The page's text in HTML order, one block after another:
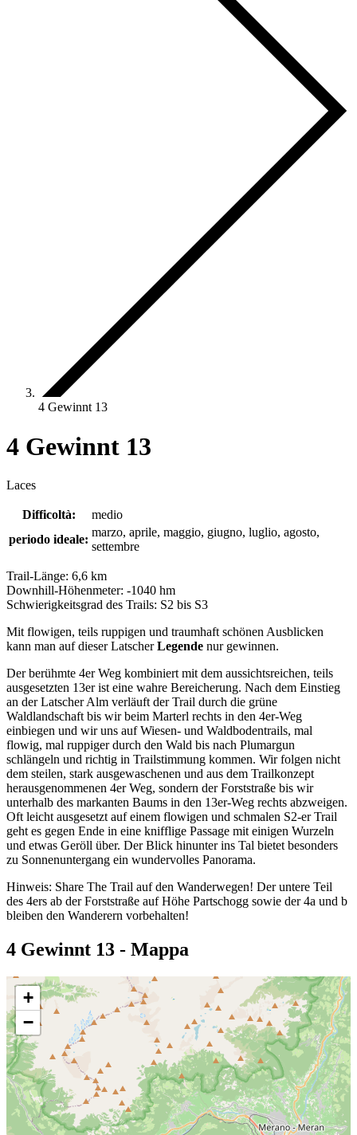
4 Gewinnt 13
4 Gewinnt 13
Laces
Difficoltà:
medio
periodo ideale:
marzo, aprile, maggio, giugno, luglio, agosto,
settembre
Trail-Länge: 6,6 km
Downhill-Höhenmeter: -1040 hm
Schwierigkeitsgrad des Trails: S2 bis S3
Mit flowigen, teils ruppigen und traumhaft schönen Ausblicken
kann man auf dieser LatscherLegende nur gewinnen.
Der berühmte 4er Weg kombiniert mit dem aussichtsreichen, teils
ausgesetzten 13er ist eine wahre Bereicherung. Nach dem Einstieg
an der Latscher Alm verläuft der Trail durch die grüne
Waldlandschaft bis wir beim Marterl rechts in den 4er-Weg
einbiegen und wir uns auf Wiesen- und Waldbodentrails, mal
flowig, mal ruppiger durch den Wald bis nach Plumargun
schlängeln und richtig in Trailstimmung kommen. Wir folgen nicht
dem steilen, stark ausgewaschenen und aus dem Trailkonzept
herausgenommenen 4er Weg, sondern der Forststraße bis wir
unterhalb des markanten Baums in den 13er-Weg rechts abzweigen.
Oft leicht ausgesetzt auf einem flowigen und schmalen S2-er Trail
geht es gegen Ende in eine knifflige Passage mit einigen Wurzeln
und etwas Geröll über. Der Blick hinunter ins Tal bietet besonders
zu Sonnenuntergang ein wundervolles Panorama.
Hinweis: Share The Trail auf den Wanderwegen! Der untere Teil
des 4ers ab der Forststraße auf Höhe Partschogg sowie der 4a und b
bleiben den Wanderern vorbehalten!
4 Gewinnt 13 - Mappa
+
−